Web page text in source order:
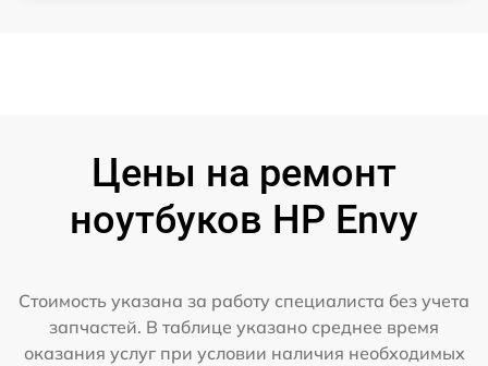
Цены на ремонт
ноутбуков HP Envy
Стоимость указана за работу специалиста без учета
запчастей. В таблице указано среднее время
оказания услуг при условии наличия необходимых